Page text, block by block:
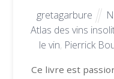
gretagarbure
Atlas des vins
le vin, Pierrick
Ce livre est